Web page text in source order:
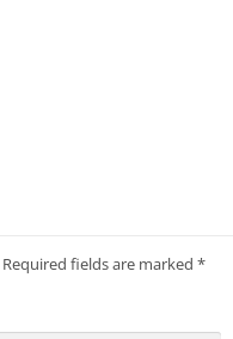
Required fields are marked *